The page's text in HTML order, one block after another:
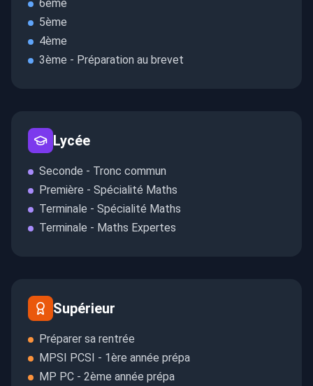
6ème
5ème
4ème
3ème - Préparation au brevet
Lycée
Seconde - Tronc commun
Première - Spécialité Maths
Terminale - Spécialité Maths
Terminale - Maths Expertes
Supérieur
Préparer sa rentrée
MPSI PCSI - 1ère année prépa
MP PC - 2ème année prépa